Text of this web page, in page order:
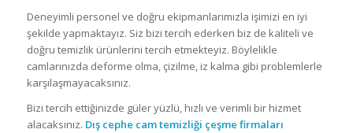
Deneyimli personel ve doğru ekipmanlarımızla işimizi en iyi
şekilde yapmaktayız. Siz bizi tercih ederken biz de kaliteli ve
doğru temizlik ürünlerini tercih etmekteyiz. Böylelikle
camlarınızda deforme olma, çizilme, iz kalma gibi problemlerle
karşılaşmayacaksınız.
Bizi tercih ettiğinizde güler yüzlü, hızlı ve verimli bir hizmet
alacaksınız. Dış cephe cam temizliği çeşme firmaları